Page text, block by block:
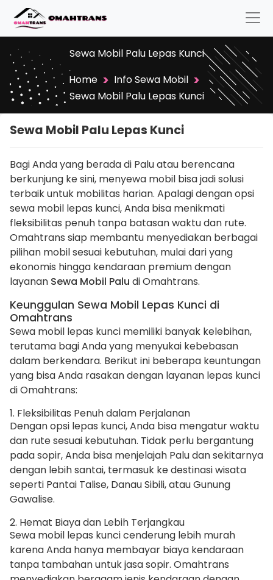
Sewa Mobil Palu Lepas Kunci
Home > Info Sewa Mobil >
Sewa Mobil Palu Lepas Kunci
Sewa Mobil Palu Lepas Kunci
Bagi Anda yang berada di Palu atau berencana
berkunjung ke sini, menyewa mobil bisa jadi solusi
terbaik untuk mobilitas harian. Apalagi dengan opsi
sewa mobil lepas kunci, Anda bisa menikmati
fleksibilitas penuh tanpa batasan waktu dan rute.
Omahtrans siap membantu menyediakan berbagai
pilihan mobil sesuai kebutuhan, mulai dari yang
ekonomis hingga kendaraan premium dengan
layanan Sewa Mobil Palu di Omahtrans.
Keunggulan Sewa Mobil Lepas Kunci di
Omahtrans
Sewa mobil lepas kunci memiliki banyak kelebihan,
terutama bagi Anda yang menyukai kebebasan
dalam berkendara. Berikut ini beberapa keuntungan
yang bisa Anda rasakan dengan layanan lepas kunci
di Omahtrans:
1. Fleksibilitas Penuh dalam Perjalanan
Dengan opsi lepas kunci, Anda bisa mengatur waktu
dan rute sesuai kebutuhan. Tidak perlu bergantung
pada sopir, Anda bisa menjelajah Palu dan sekitarnya
dengan lebih santai, termasuk ke destinasi wisata
seperti Pantai Talise, Danau Sibili, atau Gunung
Gawalise.
2. Hemat Biaya dan Lebih Terjangkau
Sewa mobil lepas kunci cenderung lebih murah
karena Anda hanya membayar biaya kendaraan
tanpa tambahan untuk jasa sopir. Omahtrans